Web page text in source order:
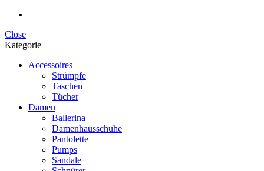
Close
Kategorie
Accessoires
Strümpfe
Taschen
Tücher
Damen
Ballerina
Damenhausschuhe
Pantolette
Pumps
Sandale